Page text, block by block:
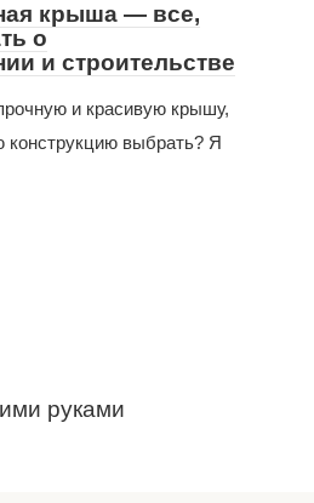
крыша — все,
о
и строительстве
и красивую крышу,
конструкцию выбрать? Я
руками